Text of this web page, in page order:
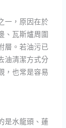
一，原因在於
、瓦斯爐周圍
層。若油污已
油清潔方式分
，也常是容易
是水龍頭、蓮